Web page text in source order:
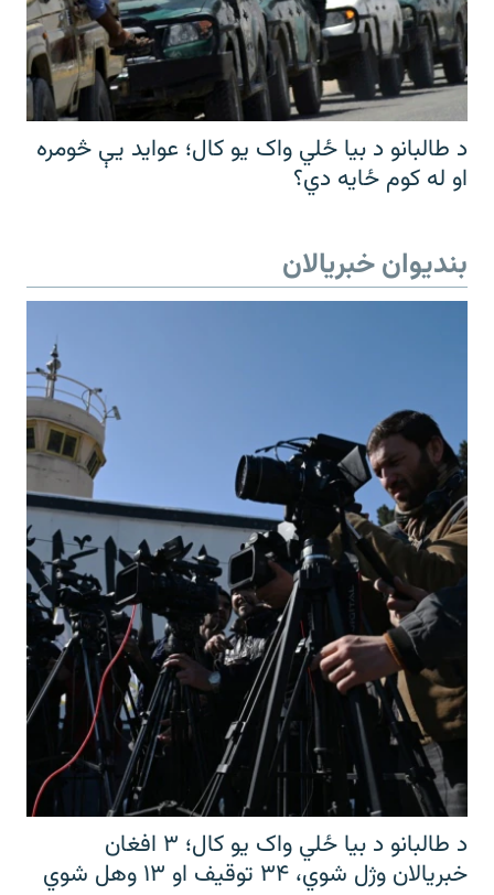
د طالبانو د بیا ځلي واک یو کال؛ عواید یې څومره
او له کوم ځایه دي؟
بندیوان خبریالان
د طالبانو د بیا ځلي واک یو کال؛ ۳ افغان
خبریالان وژل شوي، ۳۴ توقیف او ۱۳ وهل شوي